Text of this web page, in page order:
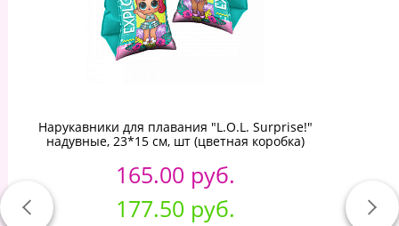
Нарукавники для плавания "L.O.L. Surprise!"
надувные, 23*15 см, шт (цветная коробка)
165.00 руб.
177.50 руб.